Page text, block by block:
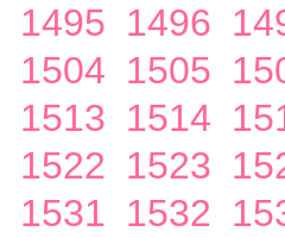
1495 1496
1504 1505
1513 1514
1522 1523
1531 1532